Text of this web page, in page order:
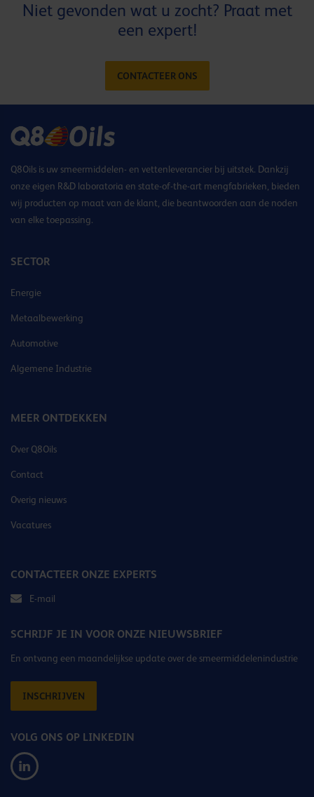
Niet gevonden wat u zocht? Praat met
een expert!
CONTACTEER ONS
Q8Oils is uw smeermiddelen- en vettenleverancier bij uitstek. Dankzij
onze eigen R&D laboratoria en state-of-the-art mengfabrieken, bieden
wij producten op maat van de klant, die beantwoorden aan de noden
van elke toepassing.
SECTOR
Energie
Metaalbewerking
Automotive
Algemene Industrie
MEER ONTDEKKEN
Over Q8Oils
Contact
Overig nieuws
Vacatures
CONTACTEER ONZE EXPERTS
E-mail
SCHRIJF JE IN VOOR ONZE NIEUWSBRIEF
En ontvang een maandelijkse update over de smeermiddelenindustrie
INSCHRIJVEN
VOLG ONS OP LINKEDIN